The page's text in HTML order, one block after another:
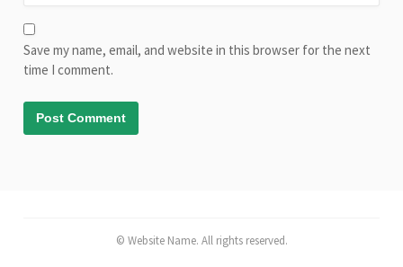
Save my name, email, and website in this browser for the next
time I comment.
© Website Name. All rights reserved.